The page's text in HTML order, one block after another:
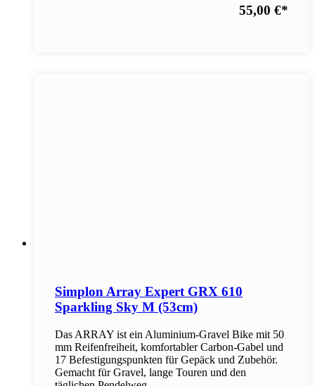
55,00 €*
Simplon Array Expert GRX 610
Sparkling Sky M (53cm)
Das ARRAY ist ein Aluminium-Gravel Bike mit 50
mm Reifenfreiheit, komfortabler Carbon-Gabel und
17 Befestigungspunkten für Gepäck und Zubehör.
Gemacht für Gravel, lange Touren und den